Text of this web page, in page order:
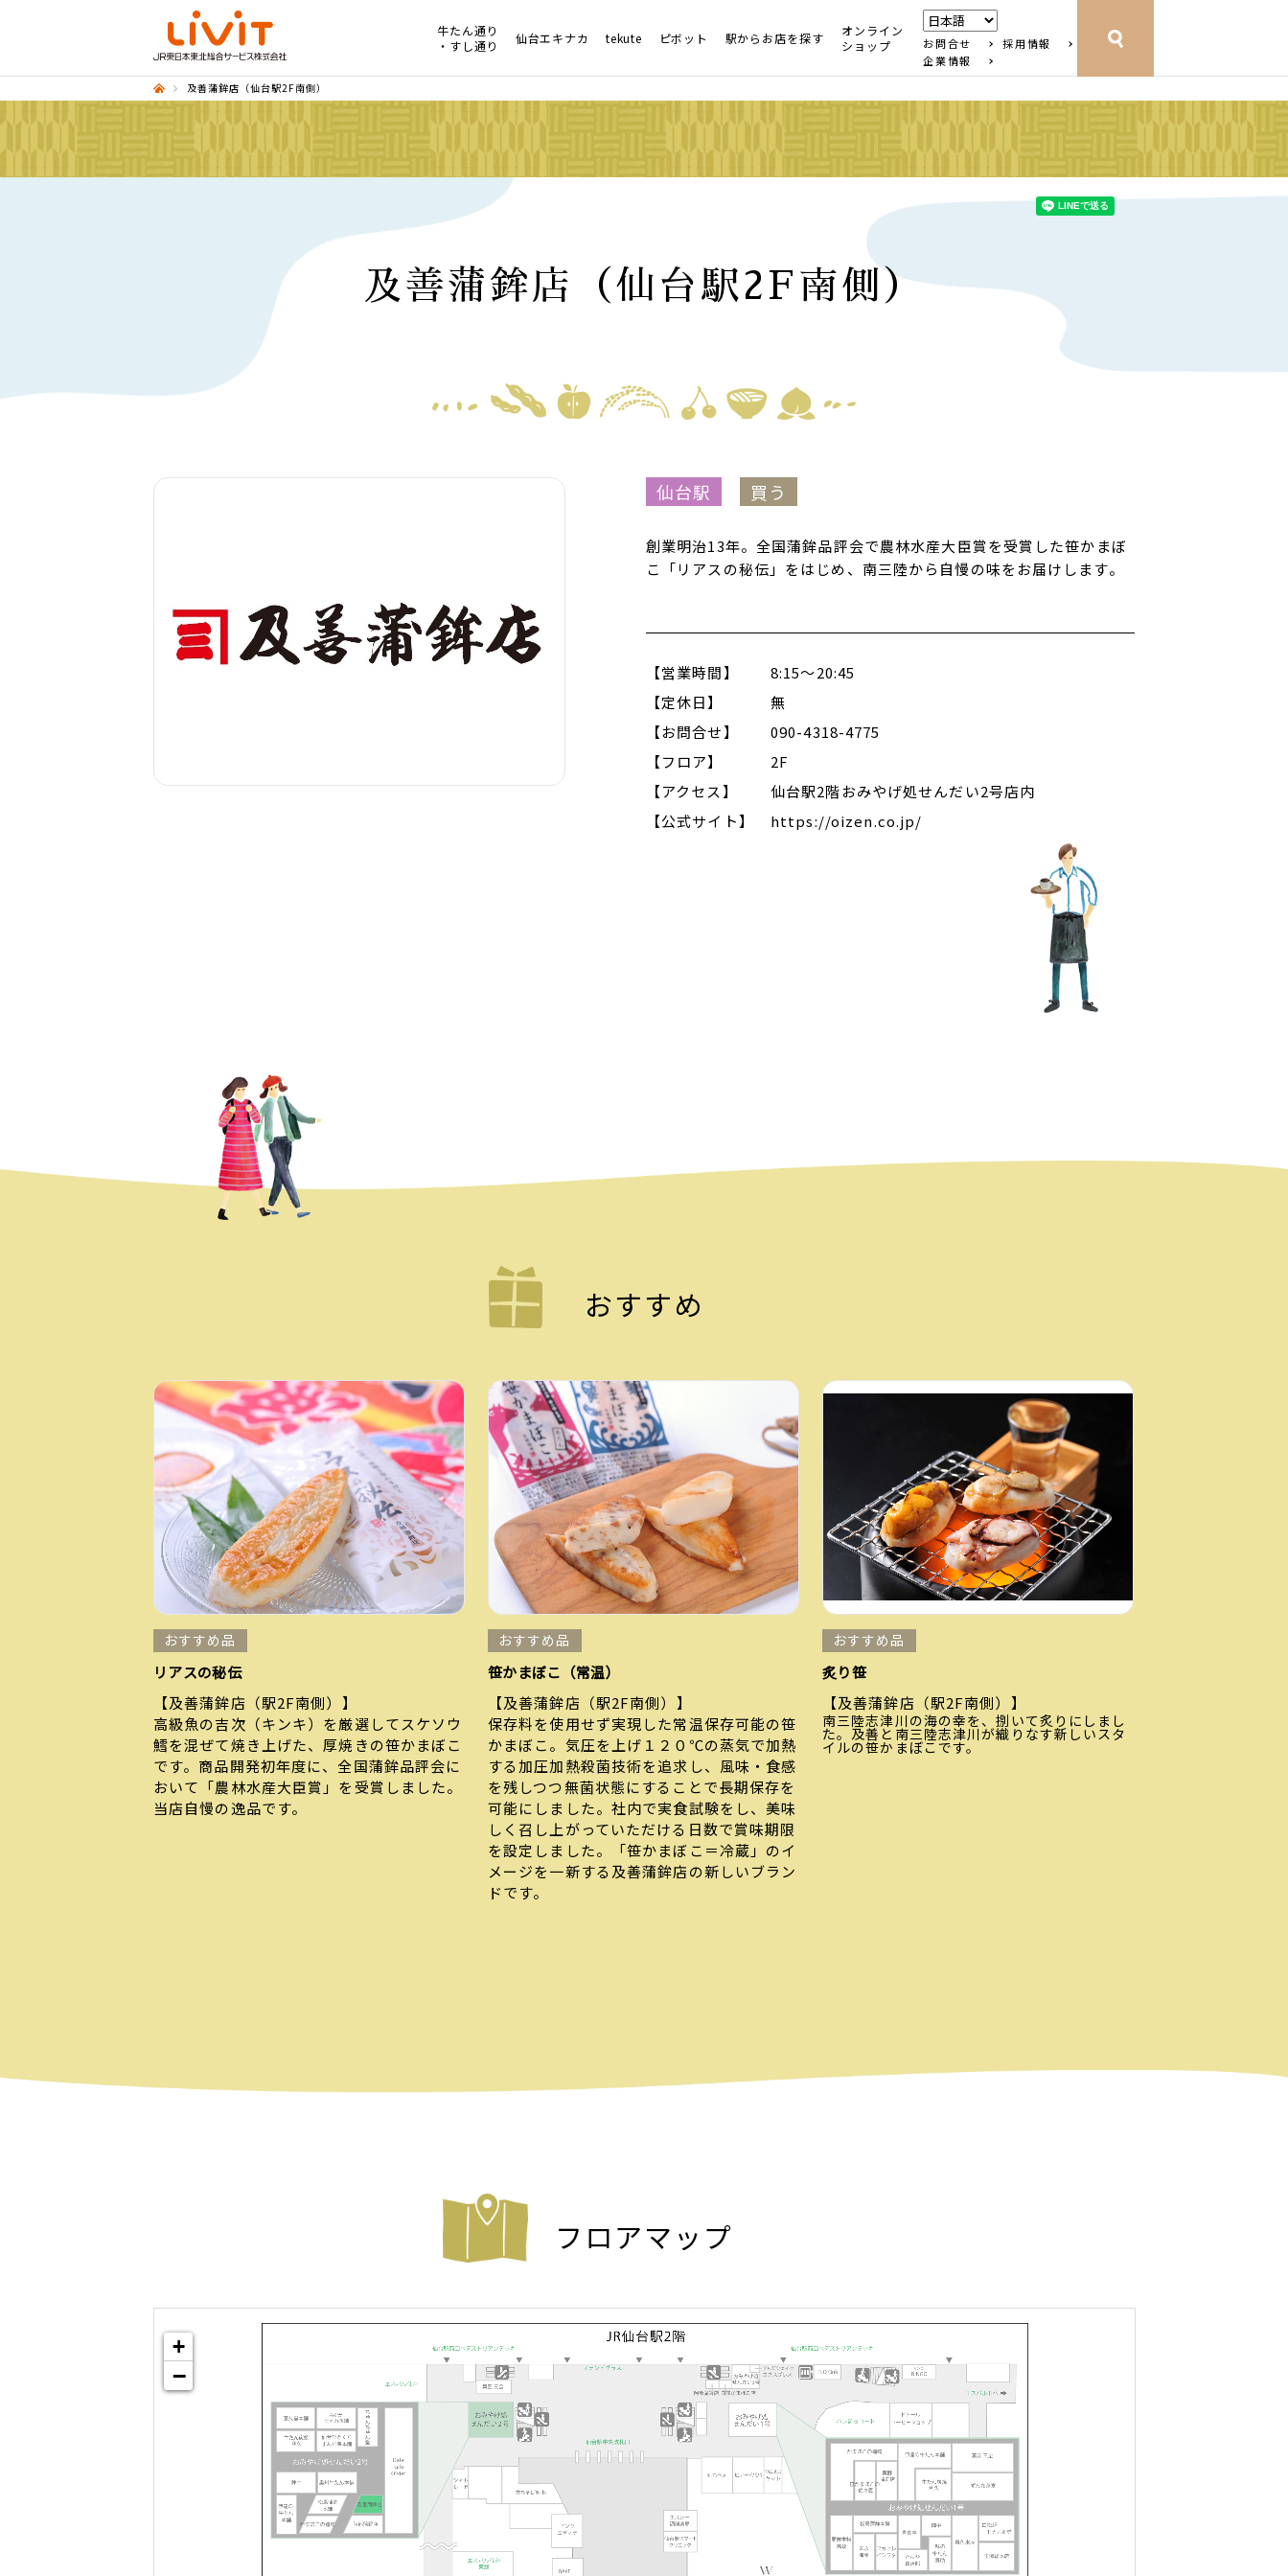
牛たん通り
・すし通り
仙台エキナカ tekute ピボット 駅からお店を探す
オンライン
ショップ
お問合せ
採用情報
企業情報
及善蒲鉾店（仙台駅2F南側）
及善蒲鉾店（仙台駅2F南側）
仙台駅 買う
創業明治13年。全国蒲鉾品評会で農林水産大臣賞を受賞した笹かまぼ
こ「リアスの秘伝」をはじめ、南三陸から自慢の味をお届けします。
【営業時間】
8:15～20:45
【定休日】
無
【お問合せ】
090-4318-4775
【フロア】
2F
【アクセス】
仙台駅2階おみやげ処せんだい2号店内
【公式サイト】
https://oizen.co.jp/
おすすめ
おすすめ品
リアスの秘伝
【及善蒲鉾店（駅2F南側）】
高級魚の吉次（キンキ）を厳選してスケソウ
鱈を混ぜて焼き上げた、厚焼きの笹かまぼこ
です。商品開発初年度に、全国蒲鉾品評会に
おいて「農林水産大臣賞」を受賞しました。
当店自慢の逸品です。
おすすめ品
笹かまぼこ（常温）
【及善蒲鉾店（駅2F南側）】
保存料を使用せず実現した常温保存可能の笹
かまぼこ。気圧を上げ１２０℃の蒸気で加熱
する加圧加熱殺菌技術を追求し、風味・食感
を残しつつ無菌状態にすることで長期保存を
可能にしました。社内で実食試験をし、美味
しく召し上がっていただける日数で賞味期限
を設定しました。「笹かまぼこ＝冷蔵」のイ
メージを一新する及善蒲鉾店の新しいブラン
ドです。
おすすめ品
炙り笹
【及善蒲鉾店（駅2F南側）】
南三陸志津川の海の幸を、捌いて炙りにしまし
た。及善と南三陸志津川が織りなす新しいスタ
イルの笹かまぼこです。
フロアマップ